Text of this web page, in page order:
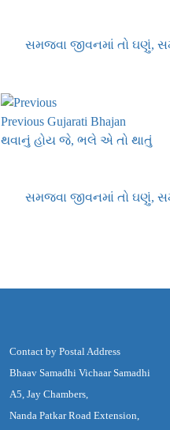
સમજવા જીવનમાં તો ઘણું,
Previous Gujarati Bhajan
થવાનું હોય જે, ભલે એ તો થાતું
સમજવા જીવનમાં તો ઘણું,
Contact by Postal Address
Bhaav Samadhi Vichaar Samadhi
A5, Jay Chambers,
Nanda Patkar Road Extension,